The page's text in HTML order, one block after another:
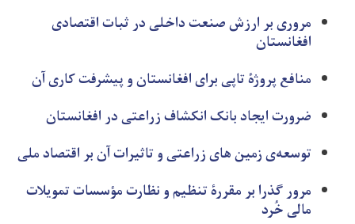
مروری بر ارزش صنعت داخلی در ثبات اقتصادی
افغانستان
منافع پروژۀ تاپی برای افغانستان و پیشرفت کاری آن
ضرورت ایجاد بانک انکشاف زراعتی در افغانستان
توسعه‌ی زمین های زراعتی و تاثیرات آن بر اقتصاد ملی
مرور گذرا بر مقررۀ تنظیم و نظارت مؤسسات تمویلات
مالی خُرد